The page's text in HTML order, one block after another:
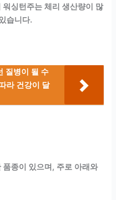
싱턴주는 체리 생산량이 많
습니다.
질병이 될 수
라 건강이 달
종이 있으며, 주로 아래와